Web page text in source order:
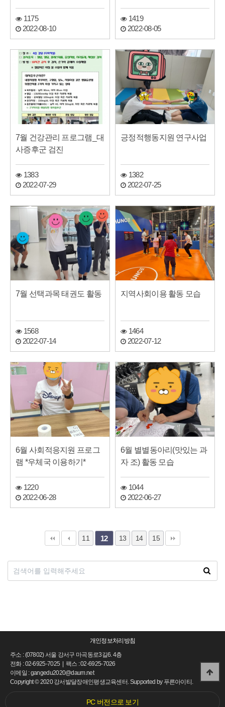
1175
2022-08-10
1419
2022-08-05
7월 건강관리 프로그램_대
사증후군 검진
1383
2022-07-29
긍정적행동지원 연구사업
1382
2022-07-25
7월 선택과목 태권도 활동
1568
2022-07-14
지역사회이용 활동 모습
1464
2022-07-12
6월 사회적응지원 프로그
램 *우체국 이용하기*
1220
2022-06-28
6월 별별동아리(맛있는 과
자 조) 활동 모습
1044
2022-06-27
11 12 13 14 15
개인정보처리방침
주소 : (07802) 서울 강서구 마곡동로3길6. 4층
전화 : 02-6925-7025 | 팩스 : 02-6925-7026
이메일 : gangedu2020@daum.net
Copyright©2020 강서발달장애인평생교육센터. Supported by 푸른아이티.
PC 버전으로 보기